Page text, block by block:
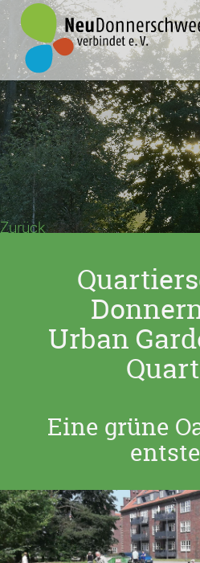
Navigation
überspringen
Zurück
Urban
Eine grüne